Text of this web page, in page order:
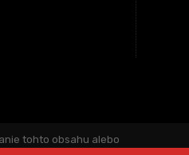
tohto obsahu alebo